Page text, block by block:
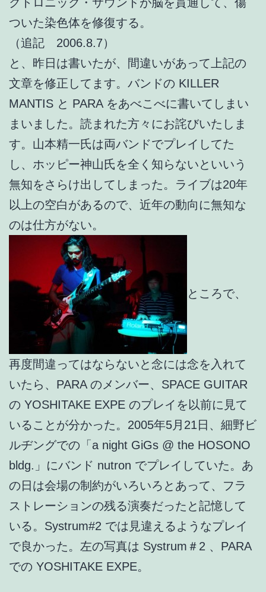
ついた染色体を修復する。
（追記 2006.8.7）
と、昨日は書いたが、間違いがあって上記の
文章を修正してます。バンドの KILLER
MANTIS と PARA をあべこべに書いてしまい
まいました。読まれた方々にお詫びいたしま
す。山本精一氏は両バンドでプレイしてた
し、ホッピー神山氏を全く知らないといいう
無知をさらけ出してしまった。ライブは20年
以上の空白があるので、近年の動向に無知な
のは仕方がない。
ところで、
再度間違ってはならないと念には念を入れて
いたら、PARA のメンバー、SPACE GUITAR
の YOSHITAKE EXPE のプレイを以前に見て
いることが分かった。2005年5月21日、細野ビ
ルヂングでの「a night GiGs @ the HOSONO
bldg.」にバンド nutron でプレイしていた。あ
の日は会場の制約がいろいろとあって、フラ
ストレーションの残る演奏だったと記憶して
いる。Systrum#2 では見違えるようなプレイ
で良かった。左の写真は Systrum＃2 、PARA
での YOSHITAKE EXPE。